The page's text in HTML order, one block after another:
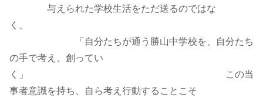
与えられた学校生活をただ送るのではな
く、
「自分たちが通う勝山中学校を、自分たち
の手で考え、創ってい
く」 この当
事者意識を持ち、自ら考え行動することこそ